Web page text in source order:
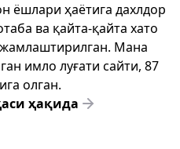
ёшлари ҳаётига дахлдор
ва қайта-қайта хато
жамлаштирилган. Мана
имло луғати сайти, 87
олган.
ҳақида